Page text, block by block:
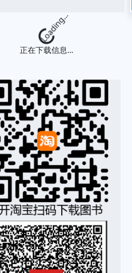
Loading...
正在下载信息...